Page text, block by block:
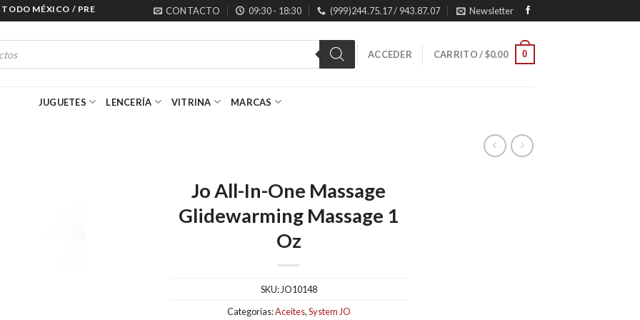
MÉXICO / PRECIOS ESPECIALES PARA MAYORISTAS
CONTACTO 09:30 - 18:30 (999)244.75.17 / 943.87.07 Newsletter
ACCEDER CARRITO /$0.00 0
JUGUETES LENCERÍA VITRINA MARCAS
Jo All-In-One Massage
Glidewarming Massage 1
Oz
SKU: JO10148
Categorías:Aceites,System JO